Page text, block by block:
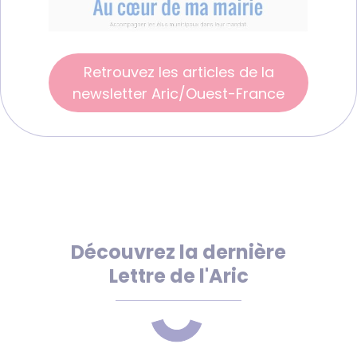
Retrouvez les articles de la
newsletter Aric/Ouest-France
Découvrez la dernière
Lettre de l'Aric